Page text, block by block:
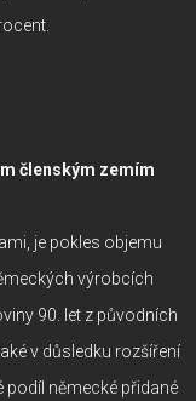
členským zemím
je pokles objemu
výrobcích
90. let z původních
v důsledku rozšíření
podíl německé přidané